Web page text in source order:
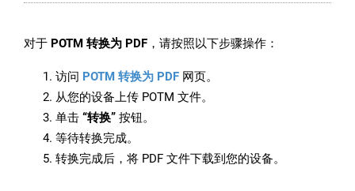
对于 POTM 转换为 PDF ，请按照以下步骤操作：
访问 POTM 转换为 PDF 网页。
从您的设备上传 POTM 文件。
单击 “转换” 按钮。
等待转换完成。
转换完成后，将 PDF 文件下载到您的设备。